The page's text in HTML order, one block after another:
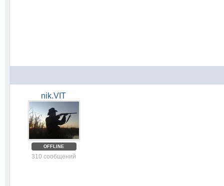
nik.VIT
OFFLINE
310 сообщений